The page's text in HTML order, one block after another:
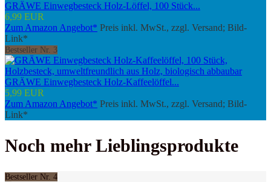
GRÄWE Einwegbesteck Holz-Löffel, 100 Stück...
6,99 EUR
Zum Amazon Angebot* Preis inkl. MwSt., zzgl. Versand; Bild-
Link*
Bestseller Nr. 3
GRÄWE Einwegbesteck Holz-Kaffeelöffel...
5,99 EUR
Zum Amazon Angebot* Preis inkl. MwSt., zzgl. Versand; Bild-
Link*
Noch mehr Lieblingsprodukte
Bestseller Nr. 4